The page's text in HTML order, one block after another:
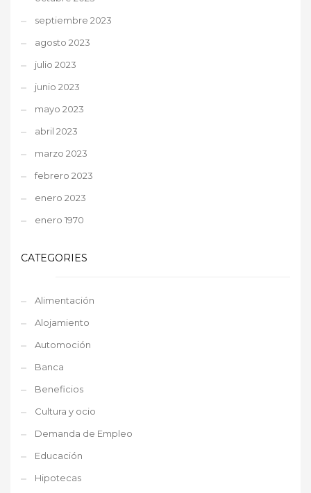
septiembre 2023
agosto 2023
julio 2023
junio 2023
mayo 2023
abril 2023
marzo 2023
febrero 2023
enero 2023
enero 1970
CATEGORIES
Alimentación
Alojamiento
Automoción
Banca
Beneficios
Cultura y ocio
Demanda de Empleo
Educación
Hipotecas